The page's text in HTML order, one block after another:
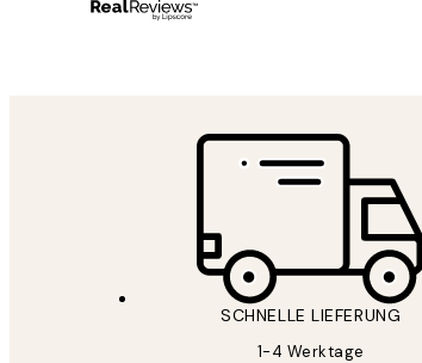
SCHNELLE LIEFERUNG
1-4 Werktage